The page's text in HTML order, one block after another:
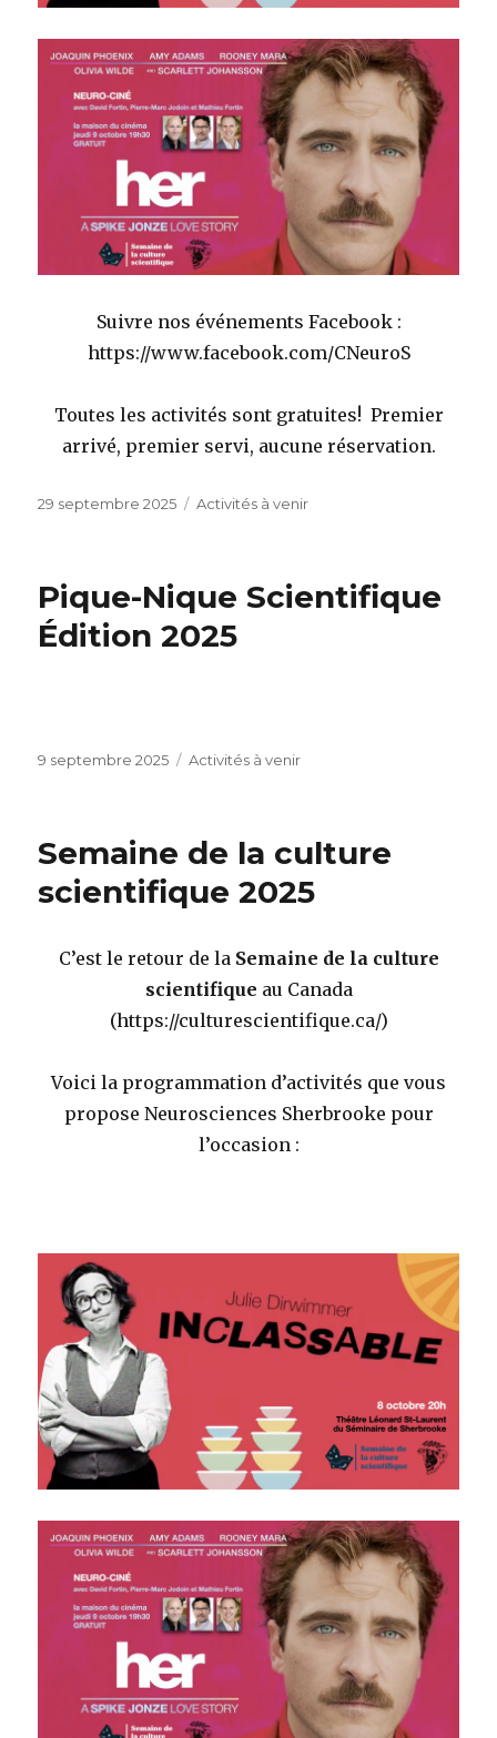
Suivre nos événements Facebook :
https://www.facebook.com/CNeuroS
Toutes les activités sont gratuites! Premier
arrivé, premier servi, aucune réservation.
Publié
29 septembre 2025 Catégories
Activités à venir
Pique-Nique Scientifique
Édition 2025
Publié
9 septembre 2025 Catégories
Activités à venir
Semaine de la culture
scientifique 2025
C’est le retour de la Semaine de la culture
scientifique au Canada
(https://culturescientifique.ca/)
Voici la programmation d’activités que vous
propose Neurosciences Sherbrooke pour
l’occasion :